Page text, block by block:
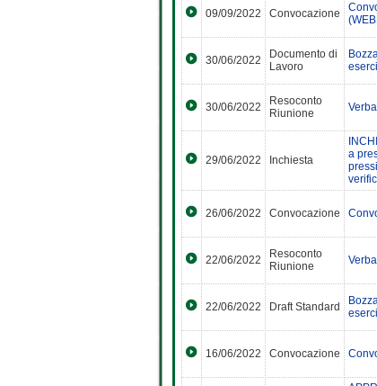
09/09/2022 Convocazione
30/06/2022
Documento di
Lavoro
30/06/2022
Resoconto
Riunione
29/06/2022 Inchiesta
a
26/06/2022 Convocazione
22/06/2022
Resoconto
Riunione
22/06/2022 Draft Standard
16/06/2022 Convocazione